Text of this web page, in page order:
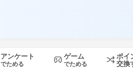
アンケート
でためる
ゲーム
でためる
ポイ
交換